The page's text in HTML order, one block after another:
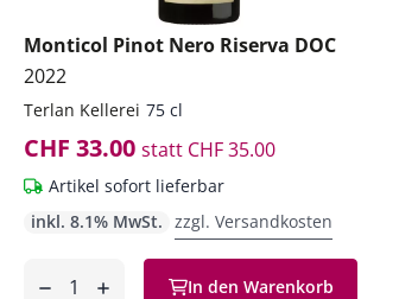
Monticol Pinot Nero Riserva DOC
2022
Terlan Kellerei 75 cl
CHF 33.00 statt CHF 35.00
Artikel sofort lieferbar
inkl. 8.1% MwSt. zzgl. Versandkosten
In den Warenkorb